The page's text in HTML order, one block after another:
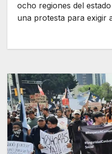
ocho regiones del
una protesta para exigir